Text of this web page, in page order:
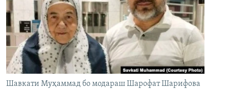
Шавкати Муҳаммад бо модараш Шарофат Шарифова